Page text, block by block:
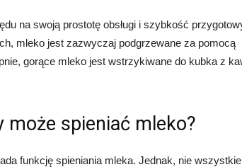
na swoją prostotę obsługi i szybkość
mleko jest zazwyczaj podgrzewane za pomocą
gorące mleko jest wstrzykiwane do kubka z
może spieniać mleko?
funkcję spieniania mleka. Jednak, nie